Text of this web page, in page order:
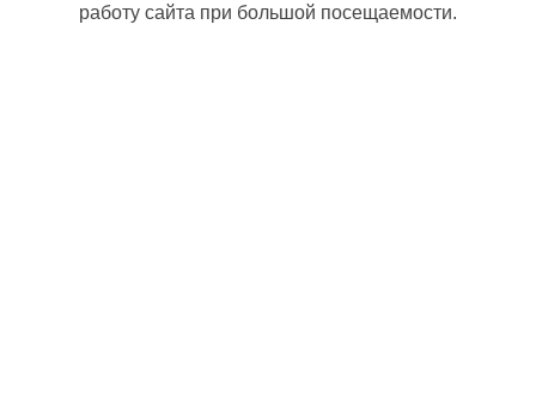
работу сайта при большой посещаемости.